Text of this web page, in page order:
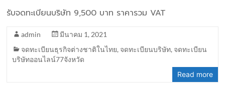
รับจดทะเบียนบริษัท 9,500 บาท ราคารวม VAT
admin
มีนาคม 1, 2021
จดทะเบียนธุรกิจต่างชาติในไทย, จดทะเบียนบริษัท, จดทะเบียน
บริษัทออนไลน์77จังหวัด
Read more